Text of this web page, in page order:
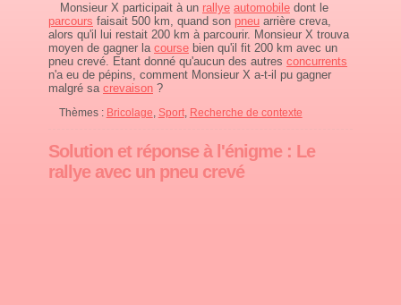
Monsieur X participait à un rallye automobile dont le
parcours faisait 500 km, quand son pneu arrière creva,
alors qu'il lui restait 200 km à parcourir. Monsieur X trouva
moyen de gagner la course bien qu'il fit 200 km avec un
pneu crevé. Etant donné qu'aucun des autres concurrents
n'a eu de pépins, comment Monsieur X a-t-il pu gagner
malgré sa crevaison ?
Thèmes : Bricolage Sport, Recherche de contexte
Solution et réponse à l'énigme : Le
rallye avec un pneu crevé